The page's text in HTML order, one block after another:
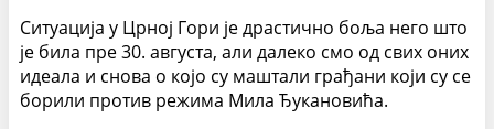
Ситуација у Црној Гори је драстично боља него што
је била пре 30. августа, али далеко смо од свих оних
идеала и снова о којо су маштали грађани који су се
борили против режима Мила Ђукановића.